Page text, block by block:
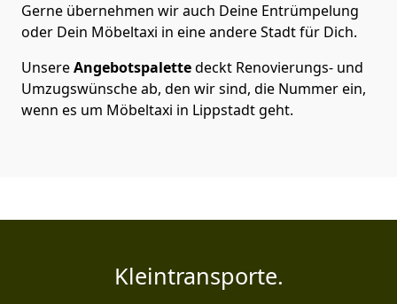
Gerne übernehmen wir auch Deine Entrümpelung
oder Dein Möbeltaxi in eine andere Stadt für Dich.
UnsereAngebotspalettedeckt Renovierungs- und
Umzugswünsche ab, den wir sind, die Nummer ein,
wenn es um Möbeltaxi in Lippstadt geht.
Kleintransporte.